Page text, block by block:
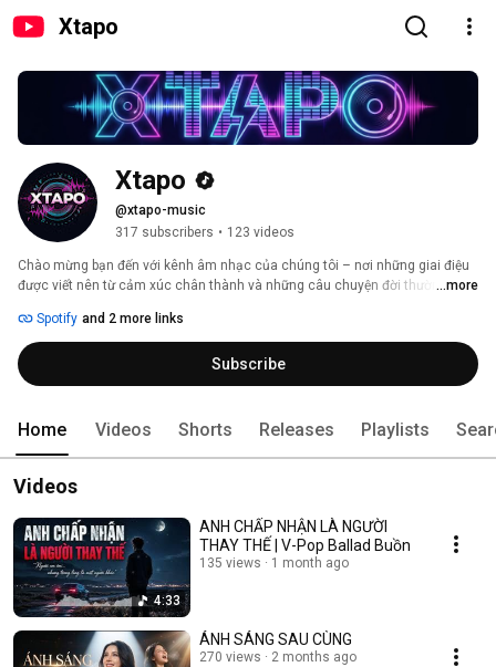
Xtapo
Xtapo
@xtapo-music
317 subscribers • 123 videos
Chào mừng bạn đến với kênh âm nhạc của chúng tôi – nơi những giai điệu
được viết nên từ cảm xúc chân thành và những câu chuyện đời thường. Mỗi
mong rằng sẽ chạm đến trái tim và mang lại sự đồng cảm cho bạn. Hãy
cùng lắng nghe và cảm nhận nhé!
...more
Spotify and 2 more links
Subscribe
Home Videos Shorts Releases Playlists
Videos
4:33
ANH CHẤP NHẬN LÀ NGƯỜI
THAY THẾ | V-Pop Ballad Buồn
135 views 1 month ago
ÁNH SÁNG SAU CÙNG
270 views 2 months ago